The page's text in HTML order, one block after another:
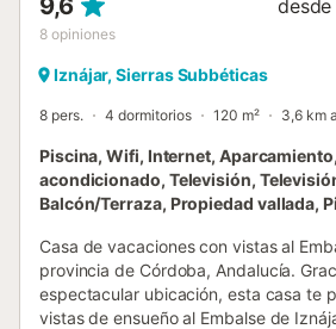
8 opiniones
desde
Iznájar, Sierras Subbéticas
8 pers. 4 dormitorios 120 m² 3,6 km
Piscina, Wifi, Internet,
acondicionado, Televisión,
Balcón/Terraza, Propiedad vallada,
Casa de vacaciones con vistas al
provincia de Córdoba, Andalucía.
espectacular ubicación, esta casa te
vistas de ensueño al Embalse de